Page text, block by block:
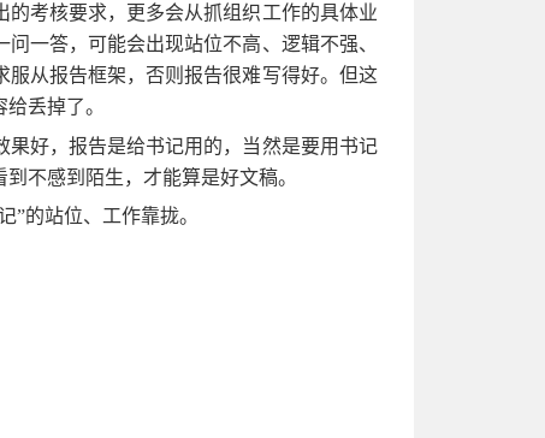
考核要求，更多会从抓组织工作的具体业
一答，可能会出现站位不高、逻辑不强、
从报告框架，否则报告很难写得好。但这
丢掉了。
好，报告是给书记用的，当然是要用书记
到不感到陌生，才能算是好文稿。
”的站位、工作靠拢。